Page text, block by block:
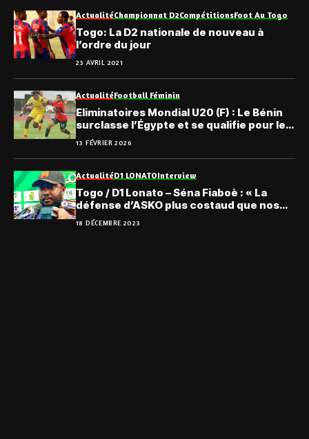
ActualitéChampionnat D2CompétitionsFoot Au Togo
Togo: La D2 nationale de nouveau à
l’ordre du jour
23 AVRIL 2021
ActualitéFootball Féminin
Eliminatoires Mondial U20 (F) : Le Bénin
surclasse l’Égypte et se qualifie pour le
dernier tour
13 FÉVRIER 2026
ActualitéD1 LONATOInterview
Togo / D1 Lonato – Séna Fiaboè : « La
défense d’ASKO plus costaud que nos
avant-centres… »
18 DÉCEMBRE 2023